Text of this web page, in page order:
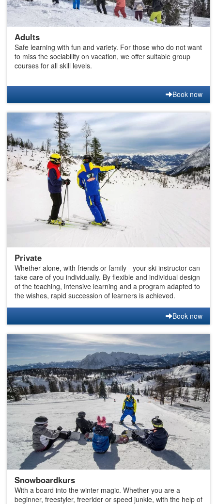
Adults
Safe learning with fun and variety. For those who do not want
to miss the sociability on vacation, we offer suitable group
courses for all skill levels.
Book now
Private
Whether alone, with friends or family - your ski instructor can
take care of you individually. By flexible and individual design
of the teaching, intensive learning and a program adapted to
the wishes, rapid succession of learners is achieved.
Book now
Snowboardkurs
With a board into the winter magic. Whether you are a
beginner, freestyler, freerider or speed junkie, with the help of